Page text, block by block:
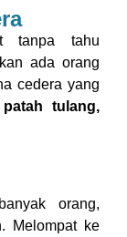
tanpa tahu
ada orang
cedera yang
tulang,
orang,
Melompat ke